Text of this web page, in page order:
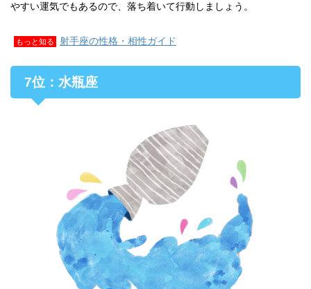
やすい運気でもあるので、落ち着いて行動しましょう。
もっと知る 射手座の性格・相性ガイド
7位：水瓶座